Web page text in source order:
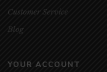
Customer Service
Blog
YOUR ACCOUNT